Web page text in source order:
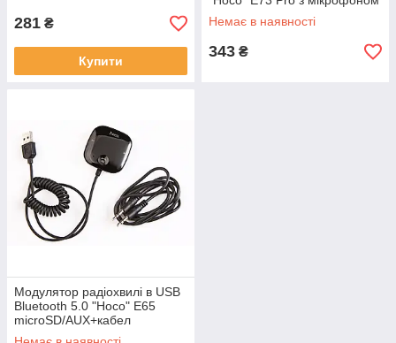
281 ₴
Купити
Немає в наявності
343 ₴
Модулятор радіохвилі в USB
Bluetooth 5.0 "Hoco" E65
microSD/AUX+кабел